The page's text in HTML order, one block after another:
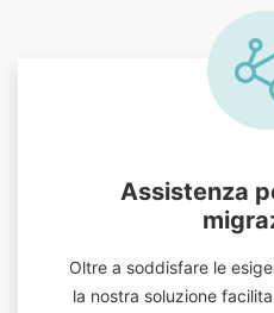
Assistenza
Oltre a soddisfare le
la nostra soluzione